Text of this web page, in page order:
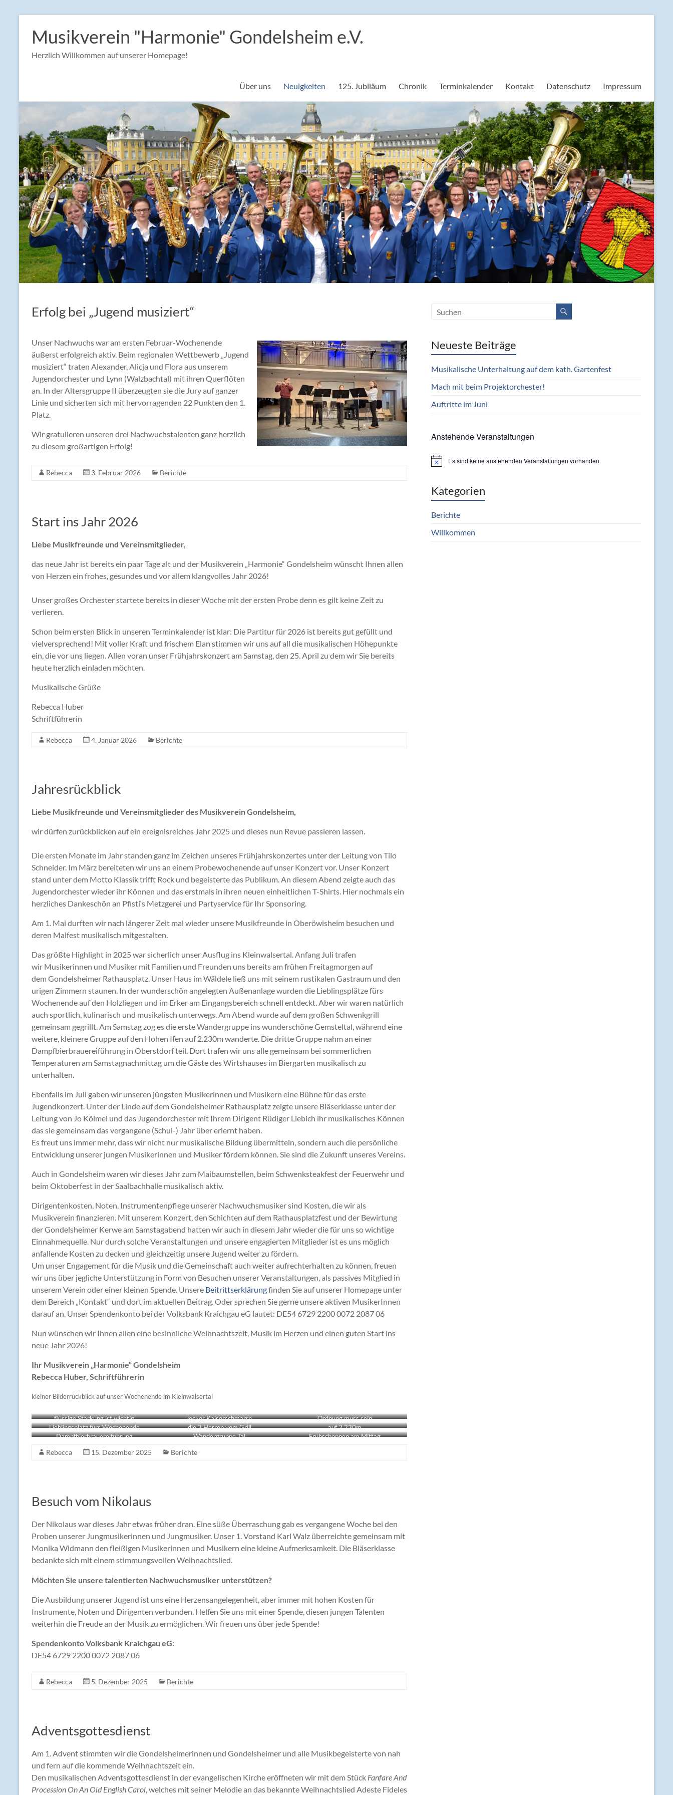
Inhalt
springenMusikverein "Harmonie" Gondelsheim e.V.
Herzlich Willkommen auf unserer Homepage!
Über uns Neuigkeiten 125. Jubiläum Chronik Terminkalender Kontakt Datenschutz Impressum
Erfolg bei „Jugend musiziert“
Unser Nachwuchs war am ersten Februar-Wochenende
äußerst erfolgreich aktiv. Beim regionalen Wettbewerb „Jugend
musiziert“ traten Alexander, Alicja und Flora aus unserem
Jugendorchester und Lynn (Walzbachtal) mit ihren Querflöten
an. In der Altersgruppe II überzeugten sie die Jury auf ganzer
Linie und sicherten sich mit hervorragenden 22 Punkten den 1.
Platz.
Wir gratulieren unseren drei Nachwuchstalenten ganz herzlich
zu diesem großartigen Erfolg!
Rebecca 3. Februar 2026 Berichte
Start ins Jahr 2026
Liebe Musikfreunde und Vereinsmitglieder,
das neue Jahr ist bereits ein paar Tage alt und der Musikverein „Harmonie“ Gondelsheim wünscht Ihnen allen
von Herzen ein frohes, gesundes und vor allem klangvolles Jahr 2026!
Unser großes Orchester startete bereits in dieser Woche mit der ersten Probe denn es gilt keine Zeit zu
verlieren.
Schon beim ersten Blick in unseren Terminkalender ist klar: Die Partitur für 2026 ist bereits gut gefüllt und
vielversprechend! Mit voller Kraft und frischem Elan stimmen wir uns auf all die musikalischen Höhepunkte
ein, die vor uns liegen. Allen voran unser Frühjahrskonzert am Samstag, den 25. April zu dem wir Sie bereits
heute herzlich einladen möchten.
Musikalische Grüße
Rebecca Huber
Schriftführerin
Rebecca 4. Januar 2026 Berichte
Jahresrückblick
Liebe Musikfreunde und Vereinsmitglieder des Musikverein Gondelsheim,
wir dürfen zurückblicken auf ein ereignisreiches Jahr 2025 und dieses nun Revue passieren lassen.
Die ersten Monate im Jahr standen ganz im Zeichen unseres Frühjahrskonzertes unter der Leitung von Tilo
Schneider. Im März bereiteten wir uns an einem Probewochenende auf unser Konzert vor. Unser Konzert
stand unter dem Motto Klassik trifft Rock und begeisterte das Publikum. An diesem Abend zeigte auch das
Jugendorchester wieder ihr Können und das erstmals in ihren neuen einheitlichen T-Shirts. Hier nochmals ein
herzliches Dankeschön an Pfisti‘s Metzgerei und Partyservice für Ihr Sponsoring.
Am 1. Mai durften wir nach längerer Zeit mal wieder unsere Musikfreunde in Oberöwisheim besuchen und
deren Maifest musikalisch mitgestalten.
Das größte Highlight in 2025 war sicherlich unser Ausflug ins Kleinwalsertal. Anfang Juli trafen
wir Musikerinnen und Musiker mit Familien und Freunden uns bereits am frühen Freitagmorgen auf
dem Gondelsheimer Rathausplatz. Unser Haus im Wäldele ließ uns mit seinem rustikalen Gastraum und den
urigen Zimmern staunen. In der wunderschön angelegten Außenanlage wurden die Lieblingsplätze fürs
Wochenende auf den Holzliegen und im Erker am Eingangsbereich schnell entdeckt. Aber wir waren natürlich
auch sportlich, kulinarisch und musikalisch unterwegs. Am Abend wurde auf dem großen Schwenkgrill
gemeinsam gegrillt. Am Samstag zog es die erste Wandergruppe ins wunderschöne Gemsteltal, während eine
weitere, kleinere Gruppe auf den Hohen Ifen auf 2.230m wanderte. Die dritte Gruppe nahm an einer
Dampfbierbrauereiführung in Oberstdorf teil. Dort trafen wir uns alle gemeinsam bei sommerlichen
Temperaturen am Samstagnachmittag um die Gäste des Wirtshauses im Biergarten musikalisch zu
unterhalten.
Ebenfalls im Juli gaben wir unseren jüngsten Musikerinnen und Musikern eine Bühne für das erste
Jugendkonzert. Unter der Linde auf dem Gondelsheimer Rathausplatz zeigte unsere Bläserklasse unter der
Leitung von Jo Kölmel und das Jugendorchester mit Ihrem Dirigent Rüdiger Liebich ihr musikalisches Können
das sie gemeinsam das vergangene (Schul-) Jahr über erlernt haben.
Es freut uns immer mehr, dass wir nicht nur musikalische Bildung übermitteln, sondern auch die persönliche
Entwicklung unserer jungen Musikerinnen und Musiker fördern können. Sie sind die Zukunft unseres Vereins.
Auch in Gondelsheim waren wir dieses Jahr zum Maibaumstellen, beim Schwenksteakfest der Feuerwehr und
beim Oktoberfest in der Saalbachhalle musikalisch aktiv.
Dirigentenkosten, Noten, Instrumentenpflege unserer Nachwuchsmusiker sind Kosten, die wir als
Musikverein finanzieren. Mit unserem Konzert, den Schichten auf dem Rathausplatzfest und der Bewirtung
der Gondelsheimer Kerwe am Samstagabend hatten wir auch in diesem Jahr wieder die für uns so wichtige
Einnahmequelle. Nur durch solche Veranstaltungen und unsere engagierten Mitglieder ist es uns möglich
anfallende Kosten zu decken und gleichzeitig unsere Jugend weiter zu fördern.
Um unser Engagement für die Musik und die Gemeinschaft auch weiter aufrechterhalten zu können, freuen
wir uns über jegliche Unterstützung in Form von Besuchen unserer Veranstaltungen, als passives Mitglied in
unserem Verein oder einer kleinen Spende. Unsere Beitrittserklärungfinden Sie auf unserer Homepage unter
dem Bereich „Kontakt“ und dort im aktuellen Beitrag. Oder sprechen Sie gerne unsere aktiven MusikerInnen
darauf an. Unser Spendenkonto bei der Volksbank Kraichgau eG lautet: DE54 6729 2200 0072 2087 06
Nun wünschen wir Ihnen allen eine besinnliche Weihnachtszeit, Musik im Herzen und einen guten Start ins
neue Jahr 2026!
Ihr Musikverein „Harmonie“ Gondelsheim
Rebecca Huber, Schriftführerin
kleiner Bilderrückblick auf unser Wochenende im Kleinwalsertal
flüssige Stärkung ist wichtig lecker Kaiserschmarrn
Ordnung muss sein
Lieblingsplatz fürs Wochenende
die 3 Herren vom Grill
auf 2.230m
Dampfbierbrauereiführung
Wandergruppe Tal Frühschoppen am Mittag
Rebecca 15. Dezember 2025 Berichte
Besuch vom Nikolaus
Der Nikolaus war dieses Jahr etwas früher dran. Eine süße Überraschung gab es vergangene Woche bei den
Proben unserer Jungmusikerinnen und Jungmusiker. Unser 1. Vorstand Karl Walz überreichte gemeinsam mit
Monika Widmann den fleißigen Musikerinnen und Musikern eine kleine Aufmerksamkeit. Die Bläserklasse
bedankte sich mit einem stimmungsvollen Weihnachtslied.
Möchten Sie unsere talentierten Nachwuchsmusiker unterstützen?
Die Ausbildung unserer Jugend ist uns eine Herzensangelegenheit, aber immer mit hohen Kosten für
Instrumente, Noten und Dirigenten verbunden. Helfen Sie uns mit einer Spende, diesen jungen Talenten
weiterhin die Freude an der Musik zu ermöglichen. Wir freuen uns über jede Spende!
Spendenkonto Volksbank Kraichgau eG:
DE54 6729 2200 0072 2087 06
Rebecca 5. Dezember 2025 Berichte
Adventsgottesdienst
Am 1. Advent stimmten wir die Gondelsheimerinnen und Gondelsheimer und alle Musikbegeisterte von nah
und fern auf die kommende Weihnachtszeit ein.
Den musikalischen Adventsgottesdienst in der evangelischen Kirche eröffneten wir mit dem Stück Fanfare And
Procession On An Old English Carol, welches mit seiner Melodie an das bekannte Weihnachtslied Adeste Fideles
Neueste Beiträge
Musikalische Unterhaltung auf dem kath. Gartenfest
Mach mit beim Projektorchester!
Auftritte im Juni
Anstehende Veranstaltungen
Es sind keine anstehenden Veranstaltungen vorhanden.
Kategorien
Berichte
Willkommen